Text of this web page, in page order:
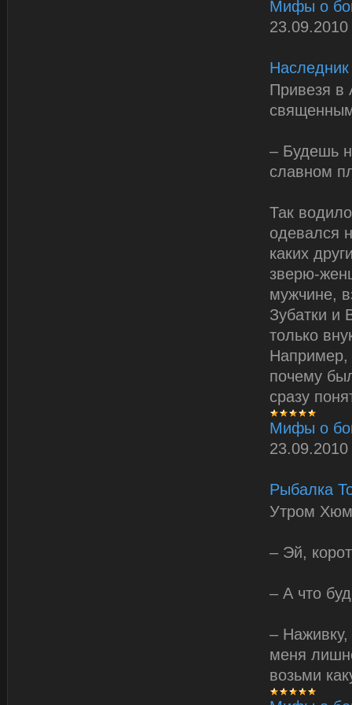
Мифы о
23.09.2010
Наследник
Привезя в
– Будешь
славном
Так
одевался
каких
зверю-
мужчине,
Зубатки и
только
Например,
почему
сразу
Мифы о
23.09.2010
Рыбалка
Утром
– Эй,
– А что
–
меня
возьми